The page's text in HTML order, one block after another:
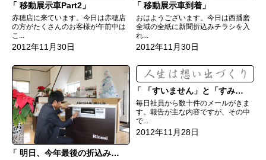
移動展示車Part2
赤穂店に来ています。今日は赤穂店
の方がたくさんのお客様が午前中は
こ...
2012年11月30日
移動展示車到着
おはようございます。今日は西播磨
全域の全紙に新聞折込みチラシを入
れ...
2012年11月30日
明日、今年最後の折込みチラシ
「すいません」と「すみません」
毎日社員から数十件のメールがきま
す。報告が主な内容ですが、その中
で...
2012年11月28日